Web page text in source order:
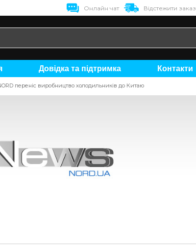
Онлайн чат Відстежити заказ
Довідка та підтримка Контакти
переніс виробництво холодильників до Китаю